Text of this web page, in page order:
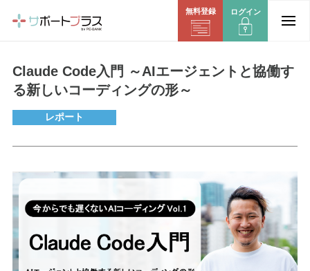
無料登録 ログイン
Claude Code入門 ～AIエージェントと協働す
る新しいコーディングの形～
レポート